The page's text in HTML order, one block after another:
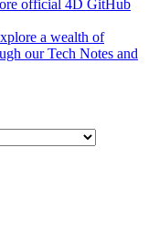
official 4D GitHub
a wealth of
our Tech Notes and